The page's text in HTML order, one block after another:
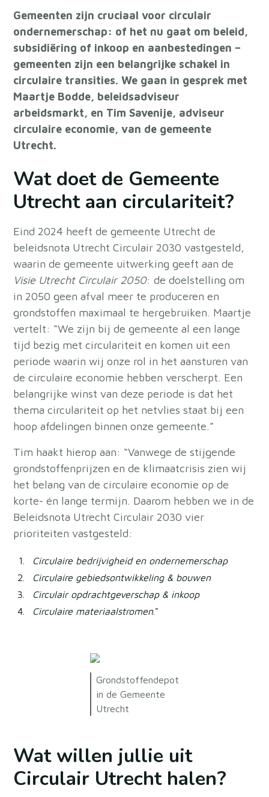
Gemeenten zijn cruciaal voor circulair
ondernemerschap: of het nu gaat om beleid,
subsidiëring of inkoop en aanbestedingen –
gemeenten zijn een belangrijke schakel in
circulaire transities. We gaan in gesprek met
Maartje Bodde, beleidsadviseur
arbeidsmarkt, en Tim Savenije, adviseur
circulaire economie, van de gemeente
Utrecht.
Wat doet de Gemeente
Utrecht aan circulariteit?
Eind 2024 heeft degemeente Utrecht de
beleidsnota Utrecht Circulair 2030 vastgesteld,
waarin de gemeente uitwerking geeft aan de
Visie Utrecht Circulair 2050: de doelstelling om
in 2050 geen afval meer te produceren en
grondstoffen maximaal te hergebruiken. Maartje
vertelt: “We zijn bij de gemeente al een lange
tijd bezig met circulariteit en komen uit een
periode waarin wij onze rol in het aansturen van
de circulaire economie hebben verscherpt. Een
belangrijke winst van deze periode is dat het
thema circulariteit op het netvlies staat bij een
hoop afdelingen binnen onze gemeente.”
Tim haakt hierop aan: “Vanwege de stijgende
grondstoffenprijzen en de klimaatcrisis zien wij
het belang van de circulaire economie op de
korte- én lange termijn. Daarom hebben we in de
Beleidsnota Utrecht Circulair 2030 vier
prioriteiten vastgesteld:
Circulaire bedrijvigheid en ondernemerschap
Circulaire gebiedsontwikkeling & bouwen
Circulair opdrachtgeverschap & inkoop
Circulaire materiaalstromen."
Grondstoffendepot
in de Gemeente
Utrecht
Wat willen jullie uit
Circulair Utrecht halen?